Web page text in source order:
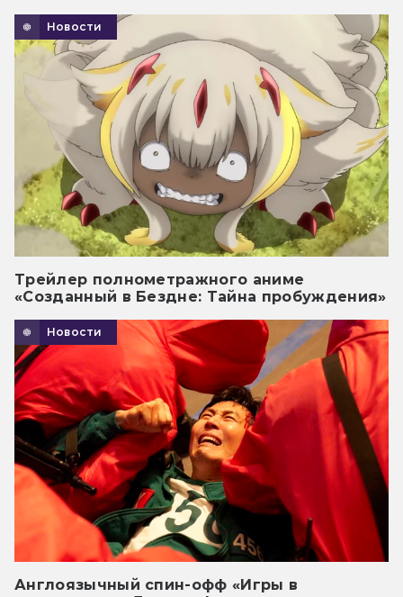
Новости
Трейлер полнометражного аниме
«Созданный в Бездне: Тайна пробуждения»
Новости
Англоязычный спин-офф «Игры в